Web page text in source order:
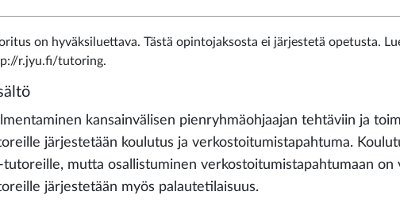
on hyväksiluettava. Tästä opintojaksosta ei järjestetä opetusta.
r.jyu.fi/tutoring.
kansainvälisen pienryhmäohjaajan tehtäviin ja
järjestetään koulutus ja verkostoitumistapahtuma.
tutoreille, mutta osallistuminen verkostoitumistapahtumaan on
järjestetään myös palautetilaisuus.